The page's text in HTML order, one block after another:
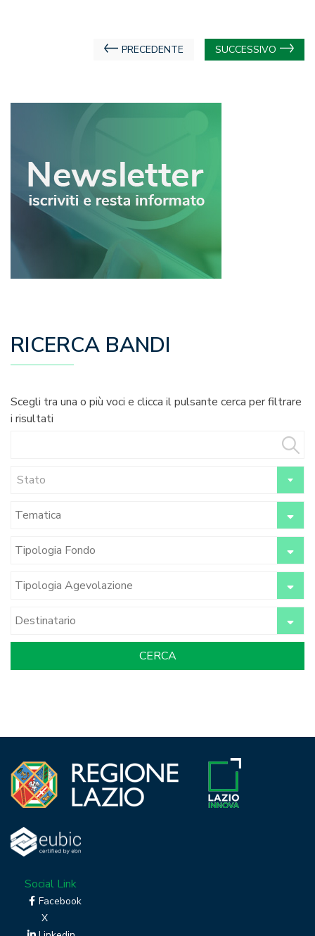
Navigazione
PRECEDENTE SUCCESSIVO
RICERCA BANDI
Scegli tra una o più voci e clicca il pulsante cerca per filtrare
i risultati
Stato
Social Link
Facebook
X